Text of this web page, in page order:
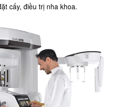
cấy, điều trị nha khoa.